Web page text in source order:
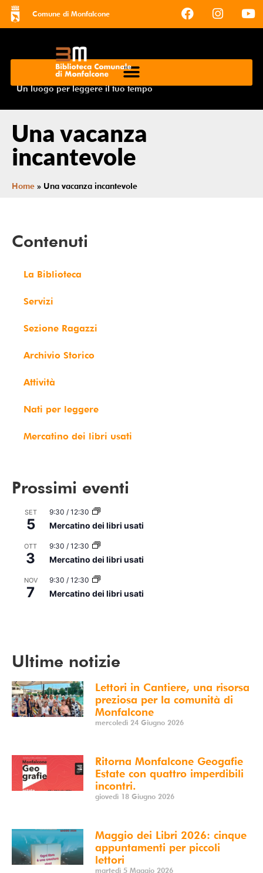
Comune di Monfalcone
Un luogo per leggere il tuo tempo
Una vacanza
incantevole
Home » Una vacanza incantevole
Contenuti
La Biblioteca
Servizi
Sezione Ragazzi
Archivio Storico
Attività
Nati per leggere
Mercatino dei libri usati
Prossimi eventi
SET
5
9:30 / 12:30
Mercatino dei libri usati
OTT
3
9:30 / 12:30
Mercatino dei libri usati
NOV
7
9:30 / 12:30
Mercatino dei libri usati
Ultime notizie
Lettori in Cantiere, una risorsa
preziosa per la comunità di
Monfalcone
mercoledì 24 Giugno 2026
Ritorna Monfalcone Geogafie
Estate con quattro imperdibili
incontri.
giovedì 18 Giugno 2026
Maggio dei Libri 2026: cinque
appuntamenti per piccoli
lettori
martedì 5 Maggio 2026